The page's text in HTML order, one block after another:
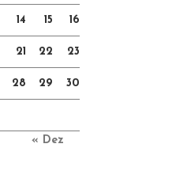
14 15 16
21 22 23
28 29 30
« Dez